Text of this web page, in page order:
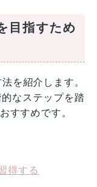
目指すため
を紹介します。
なステップを踏
すすめです。
得する